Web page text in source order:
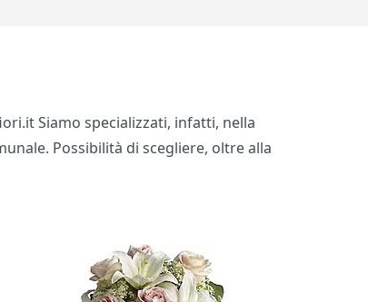
Siamo specializzati, infatti, nella
Possibilità di scegliere, oltre alla